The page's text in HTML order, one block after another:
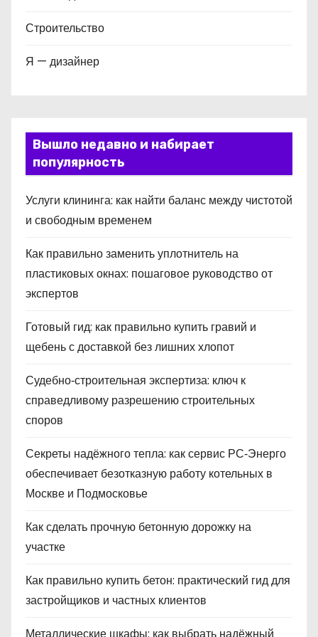
Строительство
Я — дизайнер
Вышло недавно и набирает
популярность
Услуги клининга: как найти баланс между чистотой
и свободным временем
Как правильно заменить уплотнитель на
пластиковых окнах: пошаговое руководство от
экспертов
Готовый гид: как правильно купить гравий и
щебень с доставкой без лишних хлопот
Судебно‑строительная экспертиза: ключ к
справедливому разрешению строительных
споров
Секреты надёжного тепла: как сервис РС‑Энерго
обеспечивает безотказную работу котельных в
Москве и Подмосковье
Как сделать прочную бетонную дорожку на
участке
Как правильно купить бетон: практический гид для
застройщиков и частных клиентов